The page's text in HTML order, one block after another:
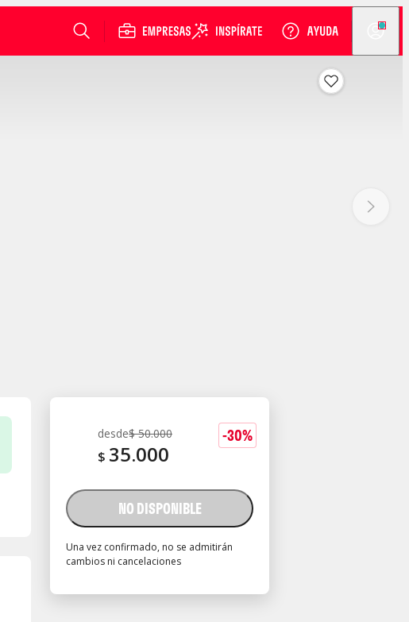
-30%
desde$ 50.000
$ 35.000
NO DISPONIBLE
Una vez confirmado, no se admitirán
cambios ni cancelaciones